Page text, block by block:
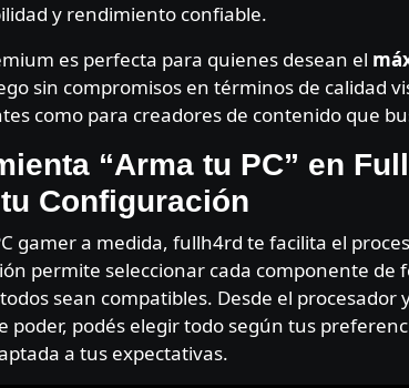
y rendimiento confiable.
es perfecta para quienes desean el
sin compromisos en términos de calidad
como para creadores de contenido que
“Arma tu PC” en
Configuración
gamer a medida, fullh4rd te facilita el
permite seleccionar cada componente de
sean compatibles. Desde el procesador
poder, podés elegir todo según tus
a tus expectativas.